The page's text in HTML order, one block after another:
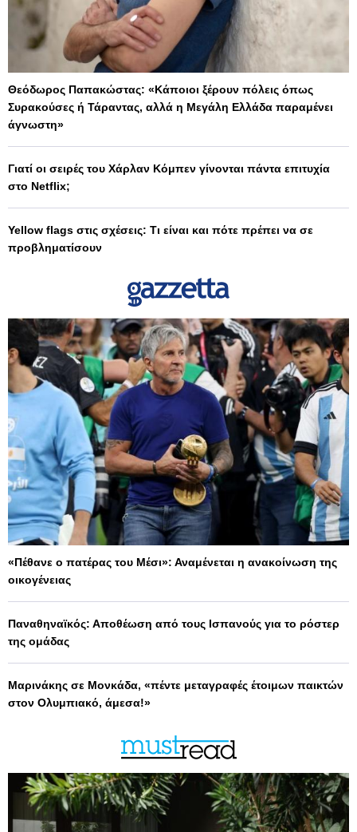
Θεόδωρος Παπακώστας: «Κάποιοι ξέρουν πόλεις όπως
Συρακούσες ή Τάραντας, αλλά η Μεγάλη Ελλάδα παραμένει
άγνωστη»
Γιατί οι σειρές του Χάρλαν Κόμπεν γίνονται πάντα επιτυχία
στο Netflix;
Yellow flags στις σχέσεις: Τι είναι και πότε πρέπει να σε
προβληματίσουν
«Πέθανε ο πατέρας του Μέσι»: Αναμένεται η ανακοίνωση της
οικογένειας
Παναθηναϊκός: Αποθέωση από τους Ισπανούς για το ρόστερ
της ομάδας
Μαρινάκης σε Μονκάδα, «πέντε μεταγραφές έτοιμων παικτών
στον Ολυμπιακό, άμεσα!»